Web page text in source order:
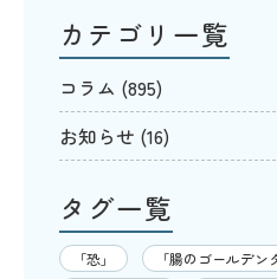
カテゴリ一覧
コラム (895)
お知らせ (16)
タグ一覧
「恐」 「腸のゴールデン